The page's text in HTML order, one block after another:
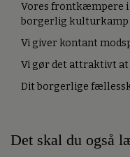
Vores frontkæmpere i
borgerlig kulturkamp
Vi giver kontant
Vi gør det attraktivt
Dit borgerlige
Det skal du også